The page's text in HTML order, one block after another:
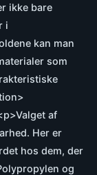
ikke bare
i
kan man
som
af
Her er
hos dem, der
og